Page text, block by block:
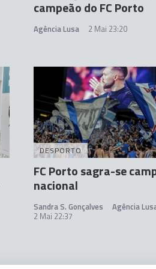
campeão do FC Porto
Agência Lusa 2 Mai 23:20
DESPORTO
FC Porto sagra-se
nacional
Sandra S. Gonçalves
Agência
2 Mai 22:37